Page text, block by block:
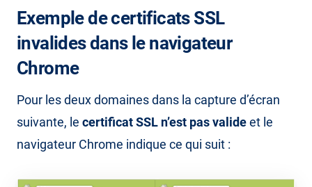
Exemple de certificats SSL
invalides dans le navigateur
Chrome
Pour les deux domaines dans la capture d’écran
suivante, le certificat SSL n’est pas valideet le
navigateur Chrome indique ce qui suit :